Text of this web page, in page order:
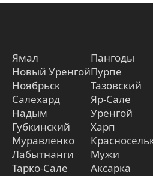
Ямал
Новый Уренгой
Ноябрьск
Салехард
Надым
Губкинский
Муравленко
Лабытнанги
Тарко-Сале
Пангоды
Пурпе
Тазовский
Яр-Сале
Уренгой
Харп
Мужи
Аксарка